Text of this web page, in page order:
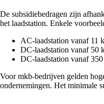
De subsidiebedragen zijn
het laadstation. Enkele
AC-laadstation vanaf 11
DC-laadstation vanaf 50
DC-laadstation vanaf
Voor mkb-bedrijven gelden
ondernemingen. Het minimale